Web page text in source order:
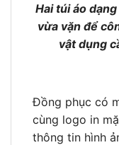
Hai túi áo
vừa vặn để
vật dụng
Đồng phục có
cùng logo in
thông tin hình